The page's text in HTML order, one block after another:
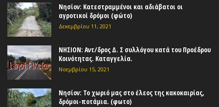
Νησίον: Κατεστραμμένοι και αδιάβατοι οι
αγροτικοί δρόμοι (φώτο)
Δεκεμβρίου 11, 2021
ΝΗΣΙΟΝ: Αντ/δρος Δ. Σ συλλόγου κατά του Προέδρου
Κοινότητας. Καταγγελία.
Νοεμβρίου 15, 2021
Νησίον: Το χωριό μας στο έλεος της κακοκαιρίας,
δρόμοι-ποτάμια. (φωτο)